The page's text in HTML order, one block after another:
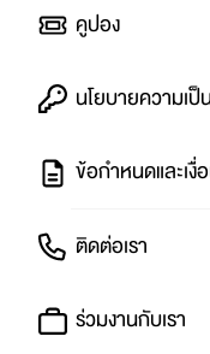
คูปอง
นโยบายความเ
ข้อกำหนดและเงื่
ติดต่อเรา
ร่วมงานกับเรา